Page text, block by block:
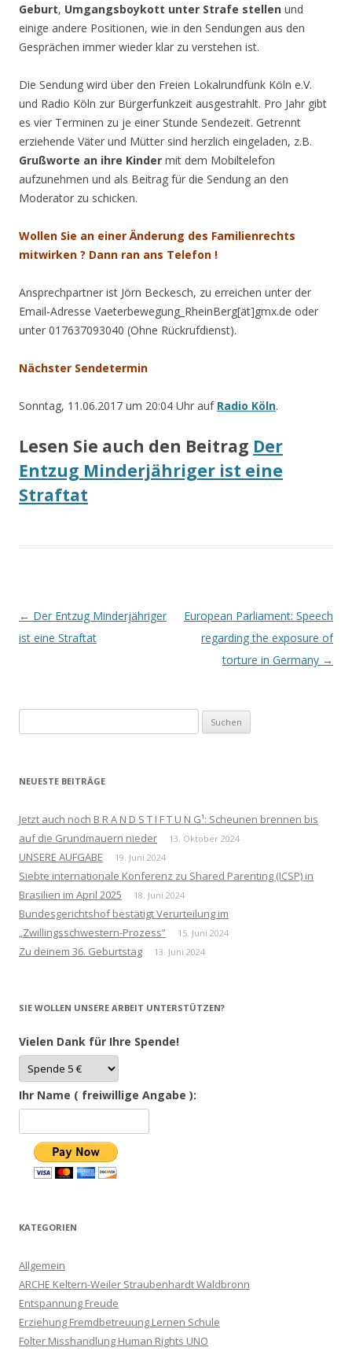
Geburt, Umgangsboykott unter Strafe stellen und
einige andere Positionen, wie in den Sendungen aus den
Gesprächen immer wieder klar zu verstehen ist.
Die Sendung wird über den Freien Lokalrundfunk Köln e.V.
und Radio Köln zur Bürgerfunkzeit ausgestrahlt. Pro Jahr gibt
es vier Terminen zu je einer Stunde Sendezeit. Getrennt
erziehende Väter und Mütter sind herzlich eingeladen, z.B.
Grußworte an ihre Kinder mit dem Mobiltelefon
aufzunehmen und als Beitrag für die Sendung an den
Moderator zu schicken.
Wollen Sie an einer Änderung des Familienrechts
mitwirken ? Dann ran ans Telefon !
Ansprechpartner ist Jörn Beckesch, zu erreichen unter der
Email-Adresse Vaeterbewegung_RheinBerg[ät]gmx.de oder
unter 017637093040 (Ohne Rückrufdienst).
Nächster Sendetermin
Sonntag, 11.06.2017 um 20:04 Uhr auf Radio Köln.
Lesen Sie auch den Beitrag Der
Entzug Minderjähriger ist eine
Straftat
Beitrags-
Navigation
← Der Entzug Minderjähriger
ist eine Straftat
European Parliament: Speech
regarding the exposure of
torture in Germany →
nach:
NEUESTE BEITRÄGE
Jetzt auch noch B R A N D S T I F T U N G¹: Scheunen brennen bis
auf die Grundmauern nieder
13. Oktober 2024
UNSERE AUFGABE 19. Juni 2024
Siebte internationale Konferenz zu Shared Parenting (ICSP) in
Brasilien im April 2025
18. Juni 2024
Bundesgerichtshof bestätigt Verurteilung im
„Zwillingsschwestern-Prozess“
15. Juni 2024
Zu deinem 36. Geburtstag 13. Juni 2024
SIE WOLLEN UNSERE ARBEIT UNTERSTÜTZEN?
Vielen Dank für Ihre Spende!
Ihr Name ( freiwillige Angabe ):
KATEGORIEN
Allgemein
ARCHE Keltern-Weiler Straubenhardt Waldbronn
Entspannung Freude
Erziehung Fremdbetreuung Lernen Schule
Folter Misshandlung Human Rights UNO